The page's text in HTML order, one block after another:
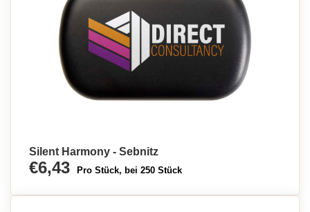
Silent Harmony - Sebnitz
€6,43 Pro Stück, bei 250 Stück